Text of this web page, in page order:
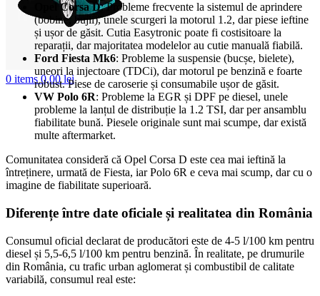
0 items 0,00lei
Opel Corsa D: Probleme frecvente la sistemul de aprindere
(bobine, bujii), unele scurgeri la motorul 1.2, dar piese ieftine
și ușor de găsit. Cutia Easytronic poate fi costisitoare la
reparații, dar majoritatea modelelor au cutie manuală fiabilă.
Ford Fiesta Mk6: Probleme la suspensie (bucșe, bielete),
uneori la injectoare (TDCi), dar motorul pe benzină e foarte
robust. Piese de caroserie și consumabile ușor de găsit.
VW Polo 6R: Probleme la EGR și DPF pe diesel, unele
probleme la lanțul de distribuție la 1.2 TSI, dar per ansamblu
fiabilitate bună. Piesele originale sunt mai scumpe, dar există
multe aftermarket.
Comunitatea consideră că Opel Corsa D este cea mai ieftină la
întreținere, urmată de Fiesta, iar Polo 6R e ceva mai scump, dar cu o
imagine de fiabilitate superioară.
Diferențe între date oficiale și realitatea din România
Consumul oficial declarat de producători este de 4-5 l/100 km pentru
diesel și 5,5-6,5 l/100 km pentru benzină. În realitate, pe drumurile
din România, cu trafic urban aglomerat și combustibil de calitate
variabilă, consumul real este: